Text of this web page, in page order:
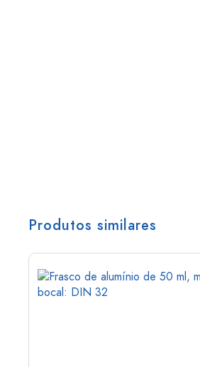
Produtos similares